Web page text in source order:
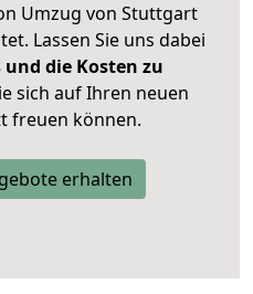
Umzug von Stuttgart
Lassen Sie uns dabei
und die Kosten zu
sich auf Ihren neuen
freuen können.
erhalten